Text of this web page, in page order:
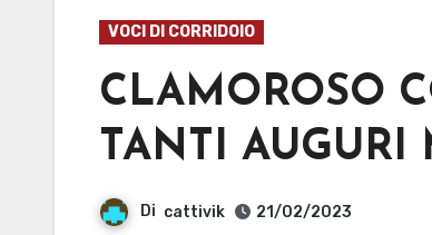
VOCI DI CORRIDOIO
CLAMOROSO
TANTI AUGURI
Di cattivik 21/02/2023